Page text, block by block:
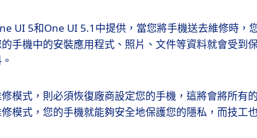
UI 5和One UI 5.1中提供，當您將手機送去維修時，
手機中的安裝應用程式、照片、文件等資料就會受到
模式，則必須恢復廠商設定您的手機，這將會將所有
模式，您的手機就能夠安全地保護您的隱私，而技工